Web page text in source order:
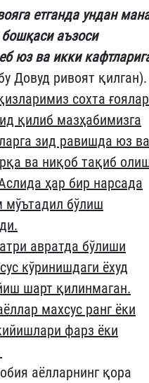
етганда ундан
аъзоси
юз ва икки
Довуд ривоят қилган).
сохта ғоялар
қилиб мазҳабимизга
зид равишда юз ва
ва ниқоб тақиб
ҳар бир нарсада
мўътадил бўлиш
авратда бўлиши
кўринишдаги ёхуд
шарт қилинмаган.
махсус ранг ёки
фарз ёки
аёлларнинг қора